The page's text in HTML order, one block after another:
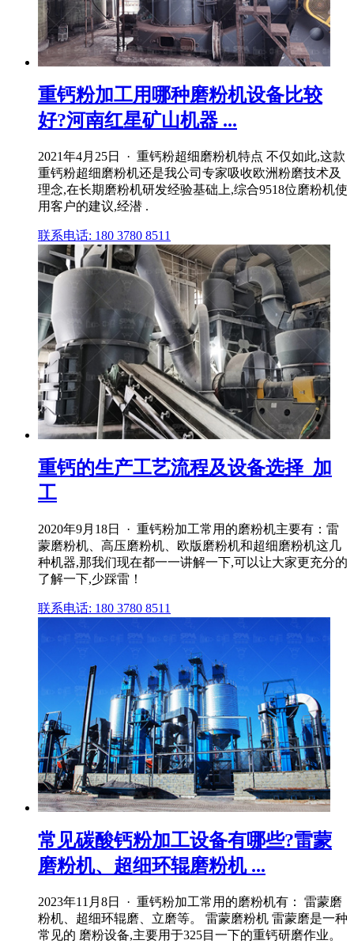
重钙粉加工用哪种磨粉机设备比较
好?河南红星矿山机器 ...
2021年4月25日 · 重钙粉超细磨粉机特点 不仅如此,这款
重钙粉超细磨粉机还是我公司专家吸收欧洲粉磨技术及
理念,在长期磨粉机研发经验基础上,综合9518位磨粉机使
用客户的建议,经潜 .
联系电话: 180 3780 8511
重钙的生产工艺流程及设备选择_加
工
2020年9月18日 · 重钙粉加工常用的磨粉机主要有：雷
蒙磨粉机、高压磨粉机、欧版磨粉机和超细磨粉机这几
种机器,那我们现在都一一讲解一下,可以让大家更充分的
了解一下,少踩雷！
联系电话: 180 3780 8511
常见碳酸钙粉加工设备有哪些?雷蒙
磨粉机、超细环辊磨粉机 ...
2023年11月8日 · 重钙粉加工常用的磨粉机有： 雷蒙磨
粉机、超细环辊磨、立磨等。 雷蒙磨粉机 雷蒙磨是一种
常见的 磨粉设备,主要用于325目一下的重钙研磨作业。